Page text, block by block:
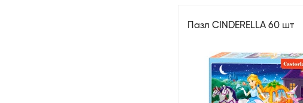
Пазл CINDERELLA 60 шт